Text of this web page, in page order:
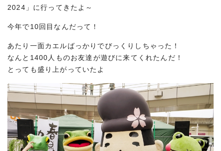
2024」に行ってきたよ～
今年で10回目なんだって！
あたり一面カエルばっかりでびっくりしちゃった！
なんと1400人ものお友達が遊びに来てくれたんだ！
とっても盛り上がっていたよ